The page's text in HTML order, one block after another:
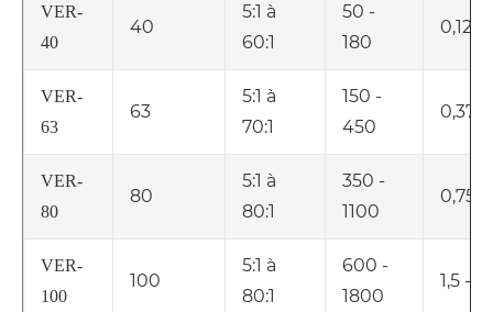
VER-
40
40
5:1 à
60:1
50 -
180
0,12 -
VER-
63
63
5:1 à
70:1
150 -
450
0,37 -
VER-
80
80
5:1 à
80:1
350 -
1100
0,75 -
VER-
100
100
5:1 à
80:1
600 -
1800
1,5 -